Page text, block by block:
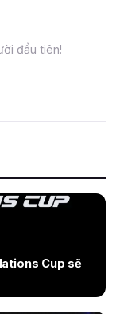
đầu tiên!
Cup sẽ